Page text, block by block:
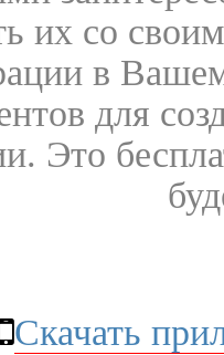
их со
в
для
Это
Скачать